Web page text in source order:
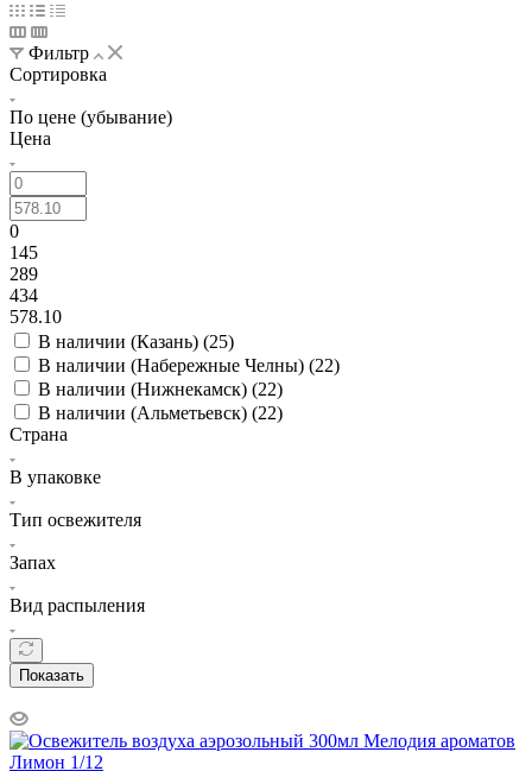
Фильтр
Сортировка
По цене (убывание)
Цена
0
145
289
434
578.10
В наличии (Казань) (25)
В наличии (Набережные Челны) (22)
В наличии (Нижнекамск) (22)
В наличии (Альметьевск) (22)
Страна
В упаковке
Тип освежителя
Запах
Вид распыления
Показать